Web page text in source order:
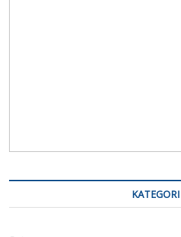
KATEGORI